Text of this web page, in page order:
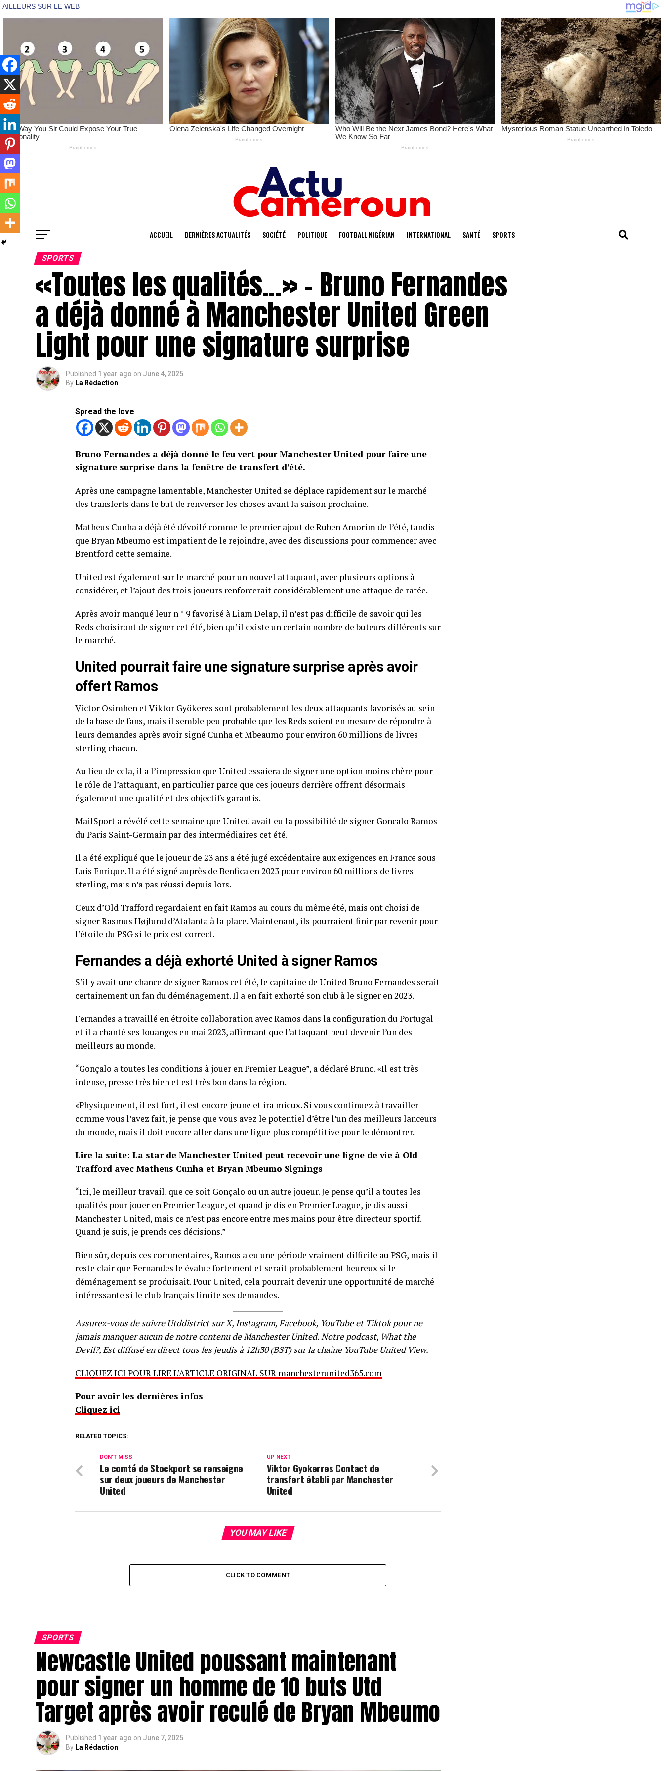
ACCUEIL DERNIÈRES ACTUALITÉS SOCIÉTÉ POLITIQUE FOOTBALL NIGÉRIAN INTERNATIONAL SANTÉ SPORTS
SPORTS
«Toutes les qualités…» – Bruno Fernandes
a déjà donné à Manchester United Green
Light pour une signature surprise
Published 1 year ago on June 4, 2025
By La Rédaction
Spread the love
Bruno Fernandes a déjà donné le feu vert pour Manchester United pour faire une
signature surprise dans la fenêtre de transfert d’été.
Après une campagne lamentable, Manchester United se déplace rapidement sur le marché
des transferts dans le but de renverser les choses avant la saison prochaine.
Matheus Cunha a déjà été dévoilé comme le premier ajout de Ruben Amorim de l’été, tandis
que Bryan Mbeumo est impatient de le rejoindre, avec des discussions pour commencer avec
Brentford cette semaine.
United est également sur le marché pour un nouvel attaquant, avec plusieurs options à
considérer, et l’ajout des trois joueurs renforcerait considérablement une attaque de ratée.
Après avoir manqué leur n ° 9 favorisé à Liam Delap, il n’est pas difficile de savoir qui les
Reds choisiront de signer cet été, bien qu’il existe un certain nombre de buteurs différents sur
le marché.
United pourrait faire une signature surprise après avoir
offert Ramos
Victor Osimhen et Viktor Gyökeres sont probablement les deux attaquants favorisés au sein
de la base de fans, mais il semble peu probable que les Reds soient en mesure de répondre à
leurs demandes après avoir signé Cunha et Mbeaumo pour environ 60 millions de livres
sterling chacun.
Au lieu de cela, il a l’impression que United essaiera de signer une option moins chère pour
le rôle de l’attaquant, en particulier parce que ces joueurs derrière offrent désormais
également une qualité et des objectifs garantis.
MailSport a révélé cette semaine que United avait eu la possibilité de signer Goncalo Ramos
du Paris Saint-Germain par des intermédiaires cet été.
Il a été expliqué que le joueur de 23 ans a été jugé excédentaire aux exigences en France sous
Luis Enrique. Il a été signé auprès de Benfica en 2023 pour environ 60 millions de livres
sterling, mais n’a pas réussi depuis lors.
Ceux d’Old Trafford regardaient en fait Ramos au cours du même été, mais ont choisi de
signer Rasmus Højlund d’Atalanta à la place. Maintenant, ils pourraient finir par revenir pour
l’étoile du PSG si le prix est correct.
Fernandes a déjà exhorté United à signer Ramos
S’il y avait une chance de signer Ramos cet été, le capitaine de United Bruno Fernandes serait
certainement un fan du déménagement. Il a en fait exhorté son club à le signer en 2023.
Fernandes a travaillé en étroite collaboration avec Ramos dans la configuration du Portugal
et il a chanté ses louanges en mai 2023, affirmant que l’attaquant peut devenir l’un des
meilleurs au monde.
“Gonçalo a toutes les conditions à jouer en Premier League”, a déclaré Bruno. «Il est très
intense, presse très bien et est très bon dans la région.
«Physiquement, il est fort, il est encore jeune et ira mieux. Si vous continuez à travailler
comme vous l’avez fait, je pense que vous avez le potentiel d’être l’un des meilleurs lanceurs
du monde, mais il doit encore aller dans une ligue plus compétitive pour le démontrer.
Lire la suite: La star de Manchester United peut recevoir une ligne de vie à Old
Trafford avec Matheus Cunha et Bryan Mbeumo Signings
“Ici, le meilleur travail, que ce soit Gonçalo ou un autre joueur. Je pense qu’il a toutes les
qualités pour jouer en Premier League, et quand je dis en Premier League, je dis aussi
Manchester United, mais ce n’est pas encore entre mes mains pour être directeur sportif.
Quand je suis, je prends ces décisions.”
Bien sûr, depuis ces commentaires, Ramos a eu une période vraiment difficile au PSG, mais il
reste clair que Fernandes le évalue fortement et serait probablement heureux si le
déménagement se produisait. Pour United, cela pourrait devenir une opportunité de marché
intéressante si le club français limite ses demandes.
Assurez-vous de suivre Utddistrict sur X, Instagram, Facebook, YouTube et Tiktok pour ne
jamais manquer aucun de notre contenu de Manchester United. Notre podcast, What the
Devil?, Est diffusé en direct tous les jeudis à 12h30 (BST) sur la chaîne YouTube United View.
CLIQUEZ ICI POUR LIRE L’ARTICLE ORIGINAL SUR manchesterunited365.com
Pour avoir les dernières infos
Cliquez ici
RELATED TOPICS:
UP NEXT
Viktor Gyokerres Contact de
transfert établi par Manchester
United
DON'T MISS
Le comté de Stockport se renseigne
sur deux joueurs de Manchester
United
YOU MAY LIKE
CLICK TO COMMENT
SPORTS
Newcastle United poussant maintenant
pour signer un homme de 10 buts Utd
Target après avoir reculé de Bryan Mbeumo
Published 1 year ago on June 7, 2025
By La Rédaction